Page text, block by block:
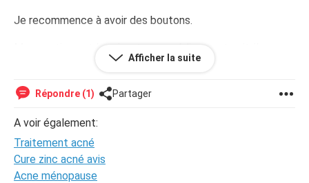
Je recommence à avoir des boutons.
Ma question est la suivante: ce médicament agit-il
seulement pendant la période où on le prend, ou alors
Dois-je prendre ce traitement toute ma vie pour éviter
l'acné ?
Afficher la suite
Répondre (1) Partager
A voir également:
Traitement acné
Cure zinc acné avis
Acne ménopause